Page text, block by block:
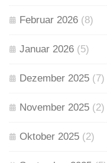
Februar 2026 (8)
Januar 2026 (5)
Dezember 2025 (7)
November 2025 (2)
Oktober 2025 (2)